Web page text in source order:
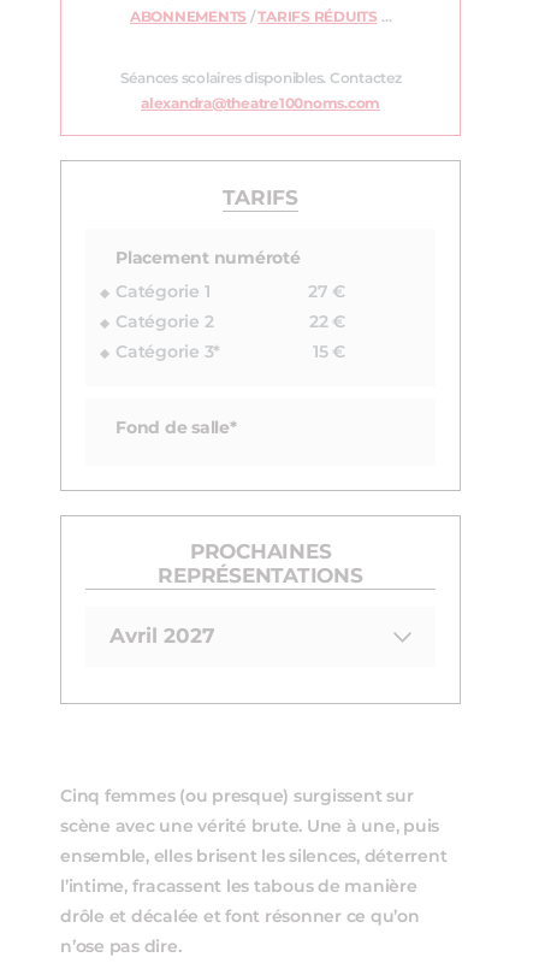
ABONNEMENTS /TARIFS RÉDUITS …
Séances scolaires disponibles. Contactez
alexandra@theatre100noms.com
TARIFS
Placement numéroté
Catégorie 1
27 €
Catégorie 2
22 €
Catégorie 3*
15 €
Fond de salle*
PROCHAINES
REPRÉSENTATIONS
Avril 2027
Cinq femmes (ou presque) surgissent sur
scène avec une vérité brute. Une à une, puis
ensemble, elles brisent les silences, déterrent
l’intime, fracassent les tabous de manière
drôle et décalée et font résonner ce qu’on
n’ose pas dire.